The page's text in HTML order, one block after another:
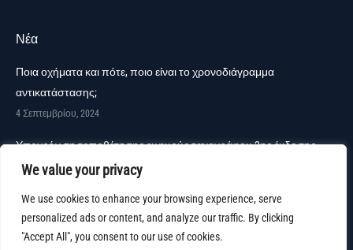
We value your privacy
We use cookies to enhance your browsing experience, serve
personalized ads or content, and analyze our traffic. By clicking
"Accept All", you consent to our use of cookies.
Νέα
Ποια οχήματα και πότε, ποιο είναι το χρονοδιάγραμμα
αντικατάστασης;
4 Σεπτεμβρίου, 2024
Υποχρέωση τοποθέτησης ευφυούς ταχογράφου 2ης έκδοσης
10 Αυγούστου, 2024
Οδηγίες χειρισμού για τις επιχειρήσεις και τους οδηγούς – DTCO 4.1
21 Μαρτίου, 2024